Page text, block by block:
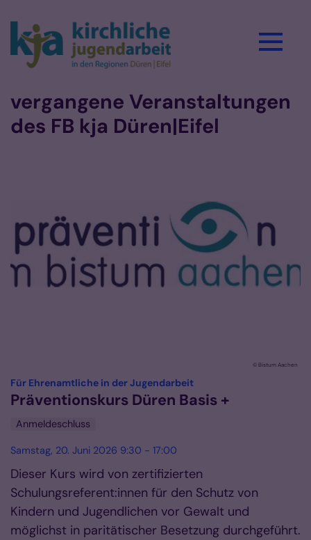
vergangene Veranstaltungen
des FB kja Düren|Eifel
© Bistum Aachen
Für Ehrenamtliche in der Jugendarbeit:
Präventionskurs Düren Basis +
Anmeldeschluss
Samstag, 20. Juni 2026 9:30 - 17:00
Dieser Kurs wird von zertifizierten
Schulungsreferent:innen für den Schutz von
Kindern und Jugendlichen vor Gewalt und
möglichst in paritätischer Besetzung durchgeführt.